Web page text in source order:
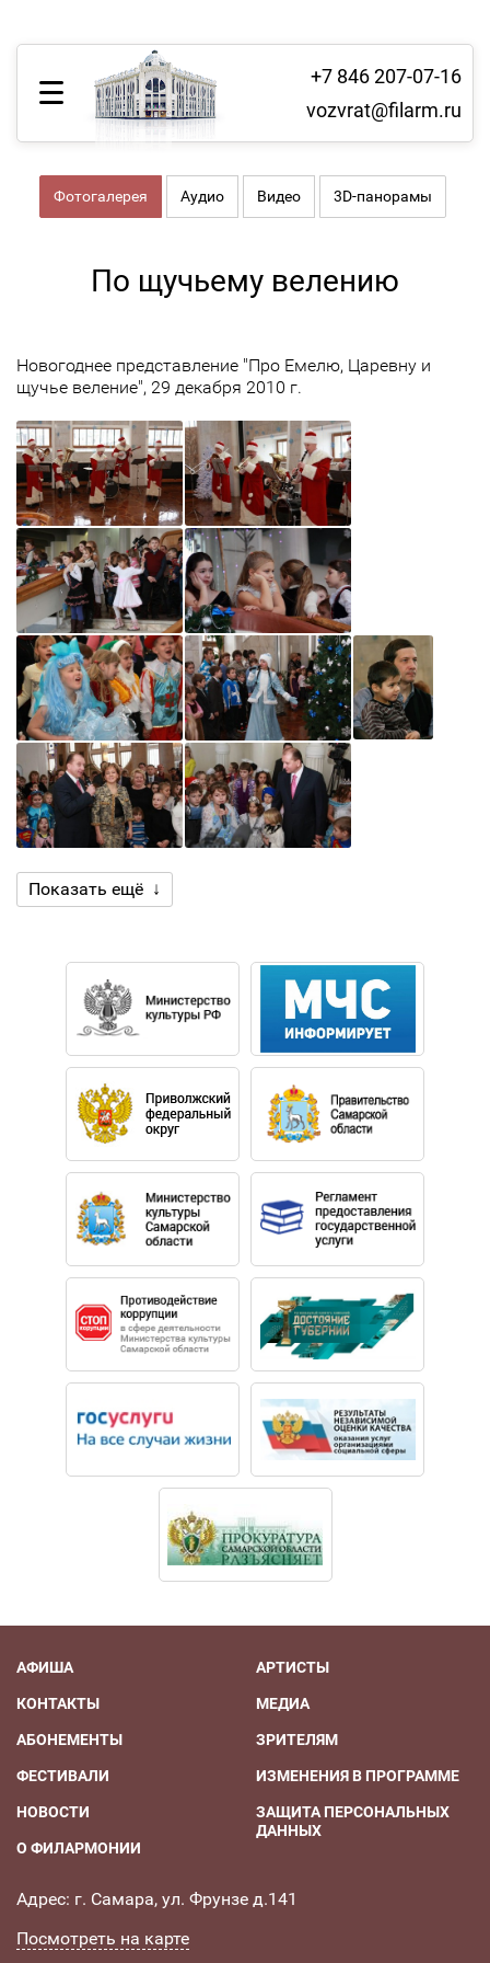
+7 846 207-07-16
vozvrat@filarm.ru
Фотогалерея Аудио Видео 3D-панорамы
По щучьему велению
Новогоднее представление "Про Емелю, Царевну и
щучье веление", 29 декабря 2010 г.
Показать ещё ↓
АФИША
КОНТАКТЫ
АБОНЕМЕНТЫ
ФЕСТИВАЛИ
НОВОСТИ
О ФИЛАРМОНИИ
АРТИСТЫ
МЕДИА
ЗРИТЕЛЯМ
ИЗМЕНЕНИЯ В ПРОГРАММЕ
ЗАЩИТА ПЕРСОНАЛЬНЫХ
ДАННЫХ
Адрес: г. Самара, ул. Фрунзе д.141
Посмотреть на карте